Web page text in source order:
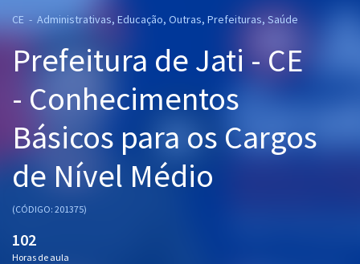
Cursos 20% OFF
Pós
Graduação
OAB
Questões grátis
CE - Administrativas, Educação, Outras, Prefeituras, Saúde
Prefeitura de Jati - CE
- Conhecimentos
Básicos para os Cargos
de Nível Médio
(CÓDIGO: 201375)
102
Horas de aula